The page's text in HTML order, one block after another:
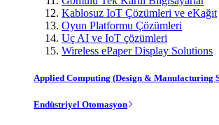
Kablosuz IoT Çözümleri ve eKağıt
Oyun Platformu Çözümleri
Uç AI ve IoT çözümleri
Wireless ePaper Display Solutions
Applied Computing (Design & Manufacturing
Endüstriyel Otomasyon